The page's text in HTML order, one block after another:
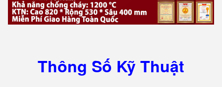
Thông Số Kỹ Thuật